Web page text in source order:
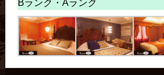
Bランク・Aランク